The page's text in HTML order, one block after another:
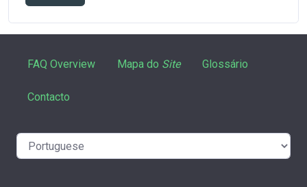
FAQ Overview Mapa do Site Glossário
Contacto